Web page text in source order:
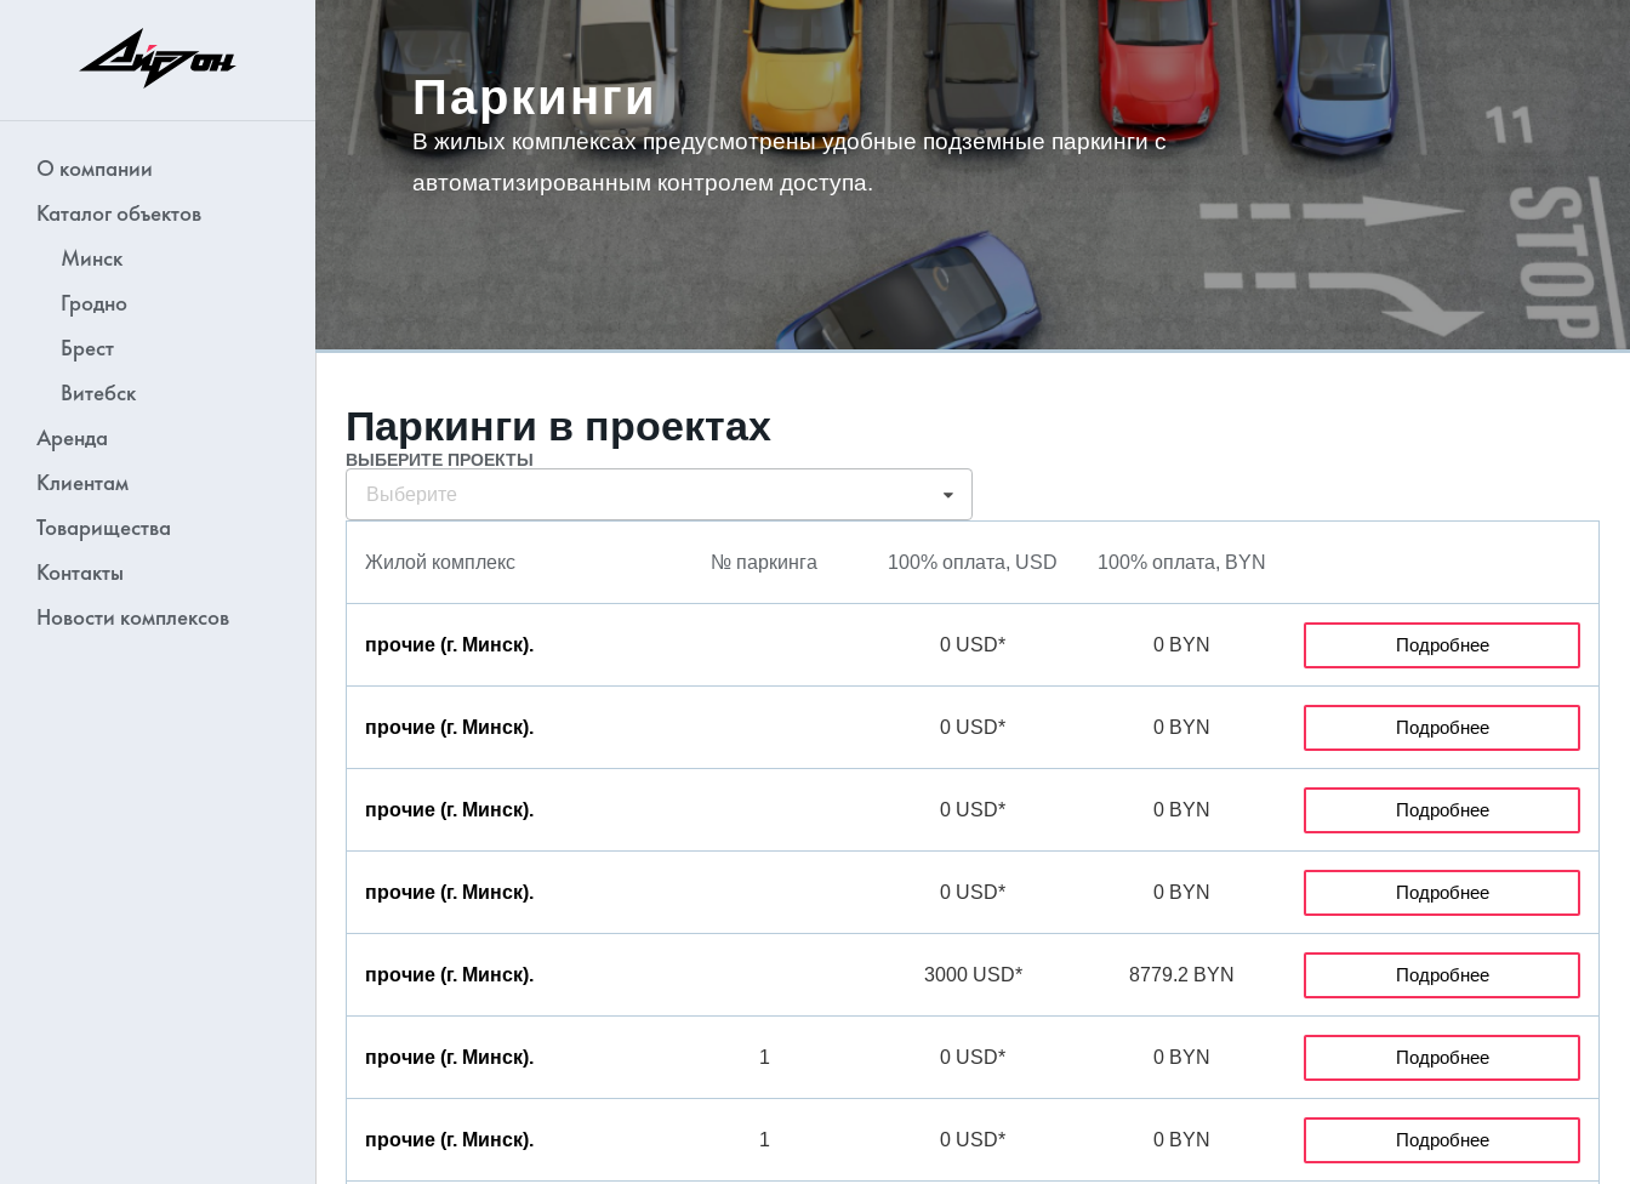
О компании
Каталог объектов
Минск
Гродно
Брест
Витебск
Аренда
Клиентам
Товарищества
Контакты
Новости комплексов
Паркинги
В жилых комплексах предусмотрены удобные подземные паркинги с
автоматизированным контролем доступа.
Паркинги в проектах
ВЫБЕРИТЕ ПРОЕКТЫ
Выберите
Жилой комплекс № паркинга 100% оплата, USD 100% оплата, BYN
прочие (г. Минск). 0 USD* 0 BYN Подробнее
прочие (г. Минск). 0 USD* 0 BYN Подробнее
прочие (г. Минск). 0 USD* 0 BYN Подробнее
прочие (г. Минск). 0 USD* 0 BYN Подробнее
прочие (г. Минск). 3000 USD* 8779.2 BYN Подробнее
прочие (г. Минск). 1 0 USD* 0 BYN Подробнее
прочие (г. Минск). 1 0 USD* 0 BYN Подробнее